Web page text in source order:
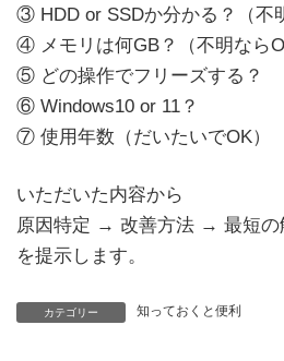
③ HDD or SSDか分かる？（不
④ メモリは何GB？（不明なら
⑤ どの操作でフリーズする？
⑥ Windows10 or 11？
⑦ 使用年数（だいたいでOK）
いただいた内容から
原因特定 → 改善方法 → 最短の
を提示します。
カテゴリー 知っておくと便利